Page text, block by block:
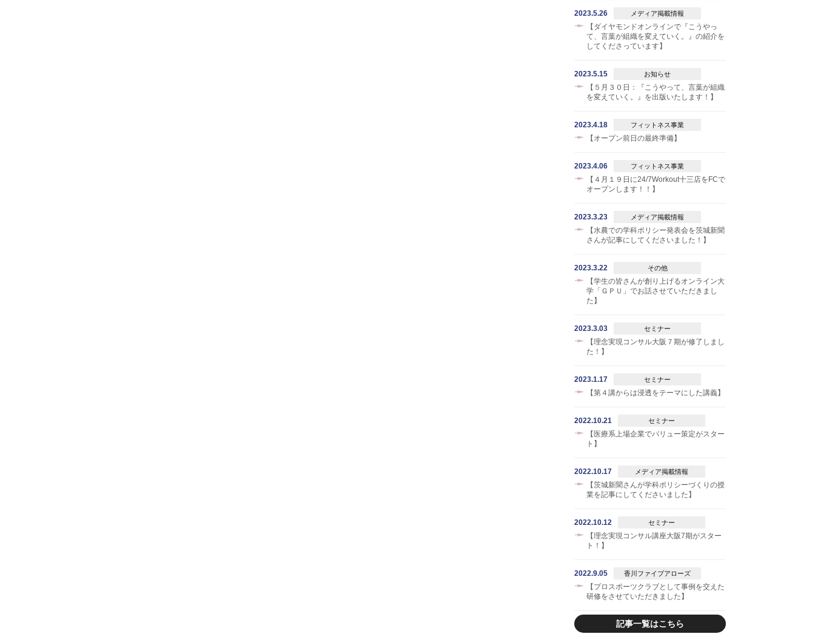
2023.5.26 メディア掲載情報
【ダイヤモンドオンラインで『こうやっ
て、言葉が組織を変えていく。』の紹介を
してくださっています】
2023.5.15 お知らせ
【５月３０日：『こうやって、言葉が組織
を変えていく。』を出版いたします！】
2023.4.18 フィットネス事業
【オープン前日の最終準備】
2023.4.06 フィットネス事業
【４月１９日に24/7Workout十三店をFCで
オープンします！！】
2023.3.23 メディア掲載情報
【水農での学科ポリシー発表会を茨城新聞
さんが記事にしてくださいました！】
2023.3.22 その他
【学生の皆さんが創り上げるオンライン大
学「ＧＰＵ」でお話させていただきまし
た】
2023.3.03 セミナー
【理念実現コンサル大阪７期が修了しまし
た！】
2023.1.17 セミナー
【第４講からは浸透をテーマにした講義】
2022.10.21 セミナー
【医療系上場企業でバリュー策定がスター
ト】
2022.10.17 メディア掲載情報
【茨城新聞さんが学科ポリシーづくりの授
業を記事にしてくださいました】
2022.10.12 セミナー
【理念実現コンサル講座大阪7期がスター
ト！】
2022.9.05 香川ファイブアローズ
【プロスポーツクラブとして事例を交えた
研修をさせていただきました】
記事一覧はこちら